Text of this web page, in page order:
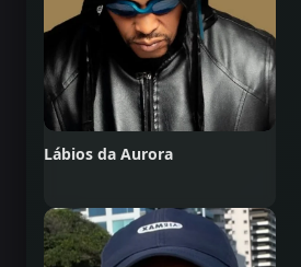
Lábios da Aurora